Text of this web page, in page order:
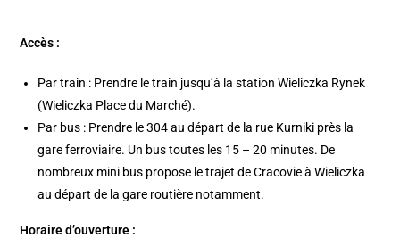
Accès :
Par train : Prendre le train jusqu’à la station Wieliczka Rynek
(Wieliczka Place du Marché).
Par bus : Prendre le 304 au départ de la rue Kurniki près la
gare ferroviaire. Un bus toutes les 15 – 20 minutes. De
nombreux mini bus propose le trajet de Cracovie à Wieliczka
au départ de la gare routière notamment.
Horaire d’ouverture :